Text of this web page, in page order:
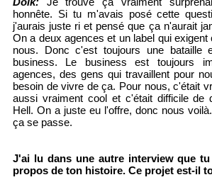
honnête. Si tu m'avais posé cette
j'aurais juste ri et pensé que ça n'aurait
On a deux agences et un label qui
nous. Donc c'est toujours une
business. Le business est toujours
agences, des gens qui travaillent pour
besoin de vivre de ça. Pour nous, c'était
aussi vraiment cool et c'était difficile de
Hell. On a juste eu l'offre, donc nous
ça se passe.
J'ai lu dans une autre interview que
propos de ton histoire. Ce projet est-il